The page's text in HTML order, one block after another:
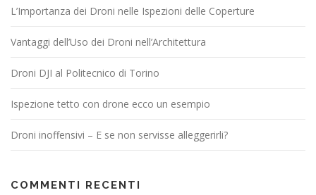
L’Importanza dei Droni nelle Ispezioni delle Coperture
Vantaggi dell’Uso dei Droni nell’Architettura
Droni DJI al Politecnico di Torino
Ispezione tetto con drone ecco un esempio
Droni inoffensivi – E se non servisse alleggerirli?
COMMENTI RECENTI